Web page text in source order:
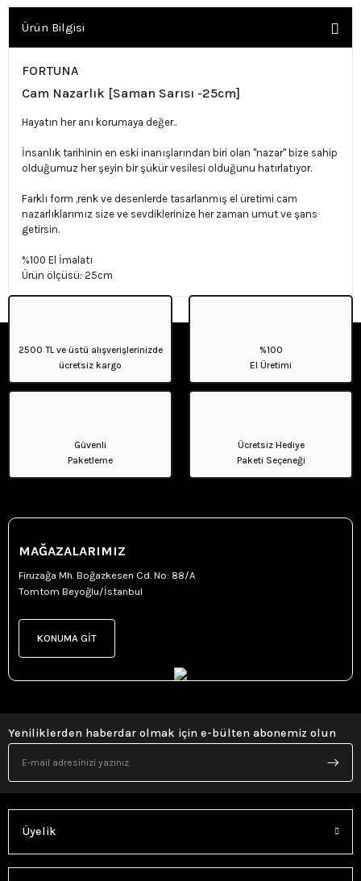
Ürün Bilgisi
FORTUNA
Cam Nazarlık [Saman Sarısı -25cm]
Hayatın her anı korumaya değer..
İnsanlık tarihinin en eski inanışlarından biri olan ''nazar'' bize sahip
olduğumuz her şeyin bir şükür vesilesi olduğunu hatırlatıyor.
Farklı form ,renk ve desenlerde tasarlanmış el üretimi cam
nazarlıklarımız size ve sevdiklerinize her zaman umut ve şans
getirsin.
%100 El İmalatı
Ürün ölçüsü: 25cm
2500 TL ve üstü alışverişlerinizde
ücretsiz kargo
%100
El Üretimi
Güvenli
Paketleme
Ücretsiz Hediye
Paketi Seçeneği
MAĞAZALARIMIZ
Firuzağa Mh. Boğazkesen Cd. No: 88/A
Tomtom Beyoğlu/İstanbul
KONUMA GİT
Yeniliklerden haberdar olmak için e-bülten abonemiz olun
Üyelik